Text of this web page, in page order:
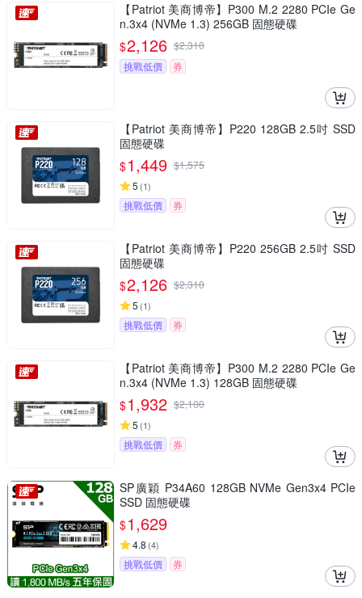
【Patriot 美商博帝】P300 M.2 2280 PCIe Ge
n.3x4 (NVMe 1.3) 256GB 固態硬碟
$2,126 $2,310
挑戰低價
券
【Patriot 美商博帝】P220 128GB 2.5吋 SSD
固態硬碟
$1,449 $1,575
5 (1)
挑戰低價 券
【Patriot 美商博帝】P220 256GB 2.5吋 SSD
固態硬碟
$2,126 $2,310
5 (1)
挑戰低價 券
【Patriot 美商博帝】P300 M.2 2280 PCIe Ge
n.3x4 (NVMe 1.3) 128GB 固態硬碟
$1,932 $2,100
5 (1)
挑戰低價 券
SP廣穎 P34A60 128GB NVMe Gen3x4 PCIe
SSD 固態硬碟
$1,629
4.8 (4)
挑戰低價 券